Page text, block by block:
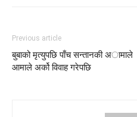
Previous article
बुबाको मृत्युपछि पाँच सन्तानकी अामाले
आमाले अर्को विवाह गरेपछि